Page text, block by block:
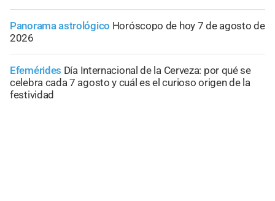
Panorama astrológico Horóscopo de hoy 7 de agosto de
2026
Efemérides Día Internacional de la Cerveza: por qué se
celebra cada 7 agosto y cuál es el curioso origen de la
festividad